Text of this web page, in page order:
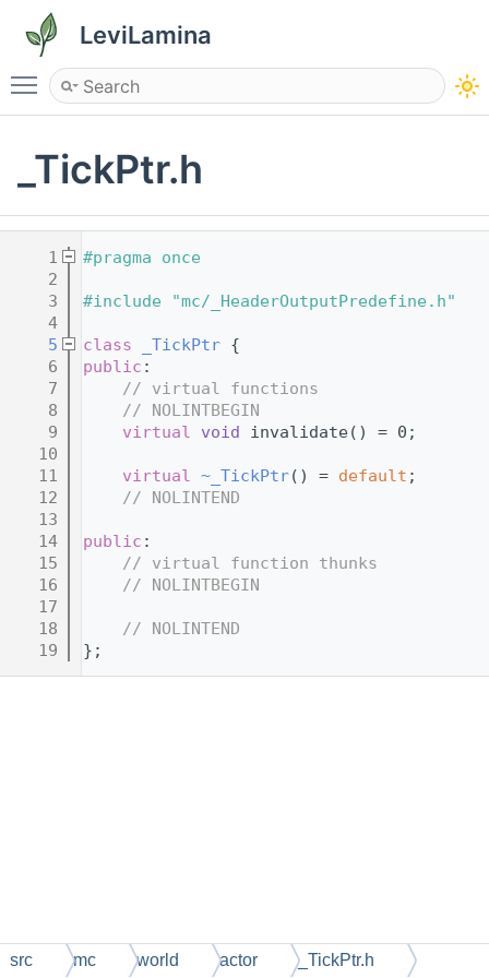
LeviLamina
Toggle main menu visibility
_TickPtr.h
    1
#pragma once
    2
    3
#include "mc/_HeaderOutputPredefine.h"
    4
    5
class _TickPtr {
    6
public :
    7
// virtual functions
    8
// NOLINTBEGIN
    9
virtual void invalidate() = 0;
   10
   11
virtual ~_TickPtr() = default ;
   12
// NOLINTEND
   13
   14
public :
   15
// virtual function thunks
   16
// NOLINTBEGIN
   17
   18
// NOLINTEND
   19
};
src mc world actor _TickPtr.h